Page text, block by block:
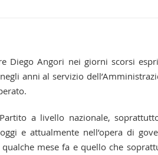
Diego Angori nei giorni scorsi
anni al servizio
a livello nazionale,
e attualmente nell’opera di
mese fa e quello che